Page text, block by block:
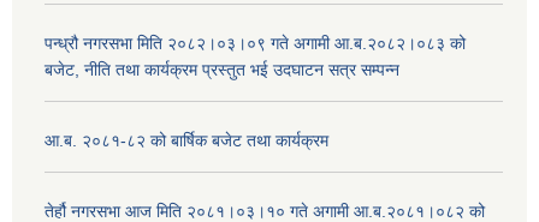
पन्ध्रौ नगरसभा मिति २०८२।०३।०९ गते अगामी आ.ब.२०८२।०८३ को
बजेट, नीति तथा कार्यक्रम प्रस्तुत भई उदघाटन सत्र सम्पन्न
आ.ब. २०८१-८२ को बार्षिक बजेट तथा कार्यक्रम
तेर्हौ नगरसभा आज मिति २०८१।०३।१० गते अगामी आ.ब.२०८१।०८२ को